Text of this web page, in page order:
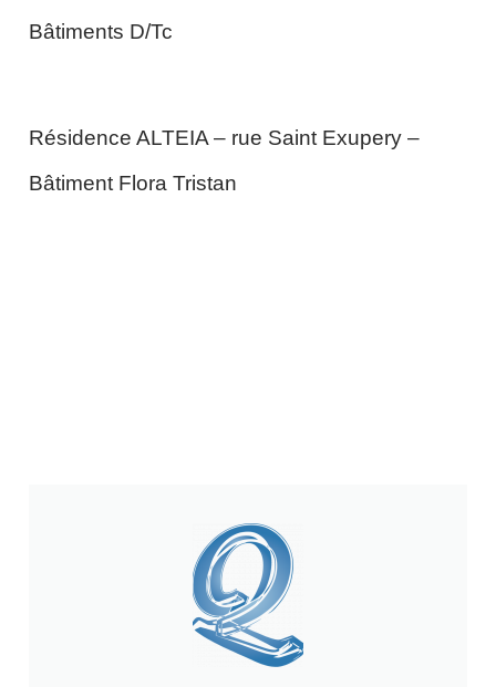
Bâtiments D/Tc
Résidence ALTEIA – rue Saint Exupery –
Bâtiment Flora Tristan